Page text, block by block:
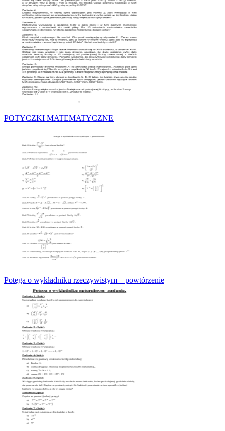
POTYCZKI MATEMATYCZNE
Potęga o wykładniku rzeczywistym – powtórzenie